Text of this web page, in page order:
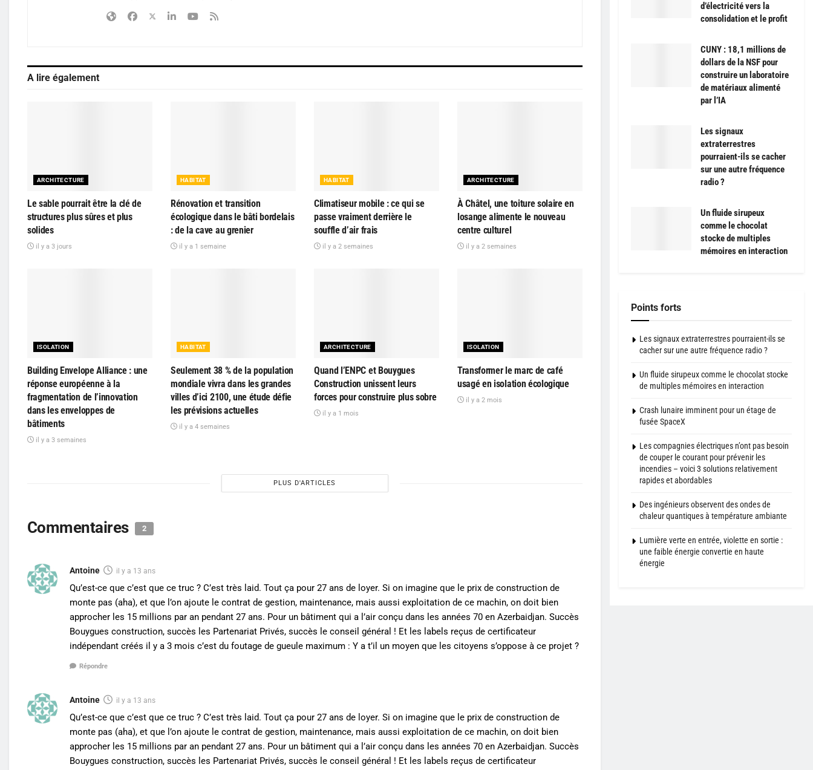
A lire également
ARCHITECTURE
Le sable pourrait être la clé de
structures plus sûres et plus
solides
il y a 3 jours
HABITAT
Rénovation et transition
écologique dans le bâti bordelais
: de la cave au grenier
il y a 1 semaine
HABITAT
Climatiseur mobile : ce qui se
passe vraiment derrière le
souffle d’air frais
il y a 2 semaines
ARCHITECTURE
À Châtel, une toiture solaire en
losange alimente le nouveau
centre culturel
il y a 2 semaines
ISOLATION
Building Envelope Alliance : une
réponse européenne à la
fragmentation de l’innovation
dans les enveloppes de
bâtiments
il y a 3 semaines
HABITAT
Seulement 38 % de la population
mondiale vivra dans les grandes
villes d’ici 2100, une étude défie
les prévisions actuelles
il y a 4 semaines
ARCHITECTURE
Quand l’ENPC et Bouygues
Construction unissent leurs
forces pour construire plus sobre
il y a 1 mois
ISOLATION
Transformer le marc de café
usagé en isolation écologique
il y a 2 mois
PLUS D'ARTICLES
Commentaires 2
Antoine il y a 13 ans
Qu’est-ce que c’est que ce truc ? C’est très laid. Tout ça pour 27 ans de loyer. Si on imagine que le prix de construction de
monte pas (aha), et que l’on ajoute le contrat de gestion, maintenance, mais aussi exploitation de ce machin, on doit bien
approcher les 15 millions par an pendant 27 ans. Pour un bâtiment qui a l’air conçu dans les années 70 en Azerbaidjan. Succès
Bouygues construction, succès les Partenariat Privés, succès le conseil général ! Et les labels reçus de certificateur
indépendant créés il y a 3 mois c’est du foutage de gueule maximum : Y a t’il un moyen que les citoyens s’oppose à ce projet ?
Répondre
Antoine il y a 13 ans
Qu’est-ce que c’est que ce truc ? C’est très laid. Tout ça pour 27 ans de loyer. Si on imagine que le prix de construction de
monte pas (aha), et que l’on ajoute le contrat de gestion, maintenance, mais aussi exploitation de ce machin, on doit bien
approcher les 15 millions par an pendant 27 ans. Pour un bâtiment qui a l’air conçu dans les années 70 en Azerbaidjan. Succès
Bouygues construction, succès les Partenariat Privés, succès le conseil général ! Et les labels reçus de certificateur
d’électricité vers la
consolidation et le profit
CUNY : 18,1 millions de
dollars de la NSF pour
construire un laboratoire
de matériaux alimenté
par l’IA
Les signaux
extraterrestres
pourraient-ils se cacher
sur une autre fréquence
radio ?
Un fluide sirupeux
comme le chocolat
stocke de multiples
mémoires en interaction
Points forts
Les signaux extraterrestres pourraient-ils se
cacher sur une autre fréquence radio ?
Un fluide sirupeux comme le chocolat stocke
de multiples mémoires en interaction
Crash lunaire imminent pour un étage de
fusée SpaceX
Les compagnies électriques n’ont pas besoin
de couper le courant pour prévenir les
incendies – voici 3 solutions relativement
rapides et abordables
Des ingénieurs observent des ondes de
chaleur quantiques à température ambiante
Lumière verte en entrée, violette en sortie :
une faible énergie convertie en haute
énergie